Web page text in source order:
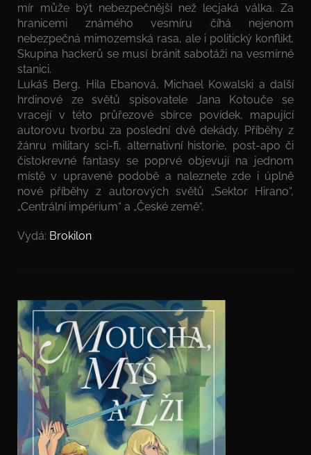
mír může být nebezpečnější než lecjaká válka. Za
hranicemi známého vesmíru číhá nejenom
nebezpečná mimozemská rasa, ale i politický konflikt.
Skupina hackerů se musí bránit sabotáži na vesmírné
stanici.
Lukáš Berg, Hila Ebanová, Michael Kowalski a další
hrdinové ze světů spisovatele Jana Kotouče se
vracejí v této průřezové sbírce povídek, mapující
autorovu tvorbu za poslední dvě dekády. Příběhy z
žánru military sci-fi, alternativní historie, post-apo či
čistokrevné fantasy se poprvé objevují na jednom
místě v upravené podobě a naleznete zde i úplně
nové příběhy z autorových světů „Sektor Hirano“,
„Centrální impérium“ a „České země“.
Vydá: Brokilon